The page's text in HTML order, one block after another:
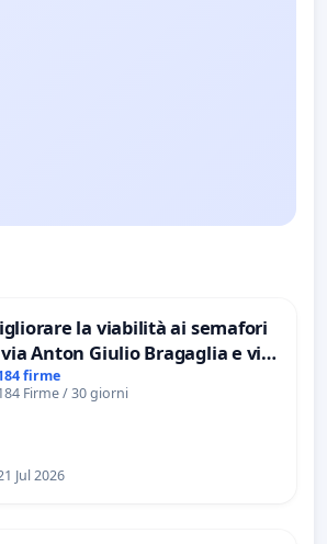
la viabilità ai semafori
Giulio Bragaglia e via
XV MUNICIPIO DI ROMA
firme
Firme / 30 giorni
Jul 2026